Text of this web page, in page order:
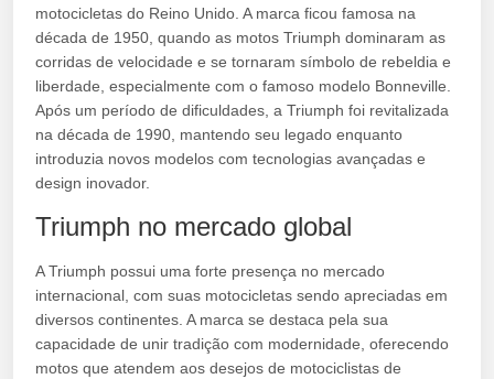
motocicletas do Reino Unido. A marca ficou famosa na
década de 1950, quando as motos Triumph dominaram as
corridas de velocidade e se tornaram símbolo de rebeldia e
liberdade, especialmente com o famoso modelo Bonneville.
Após um período de dificuldades, a Triumph foi revitalizada
na década de 1990, mantendo seu legado enquanto
introduzia novos modelos com tecnologias avançadas e
design inovador.
Triumph no mercado global
A Triumph possui uma forte presença no mercado
internacional, com suas motocicletas sendo apreciadas em
diversos continentes. A marca se destaca pela sua
capacidade de unir tradição com modernidade, oferecendo
motos que atendem aos desejos de motociclistas de